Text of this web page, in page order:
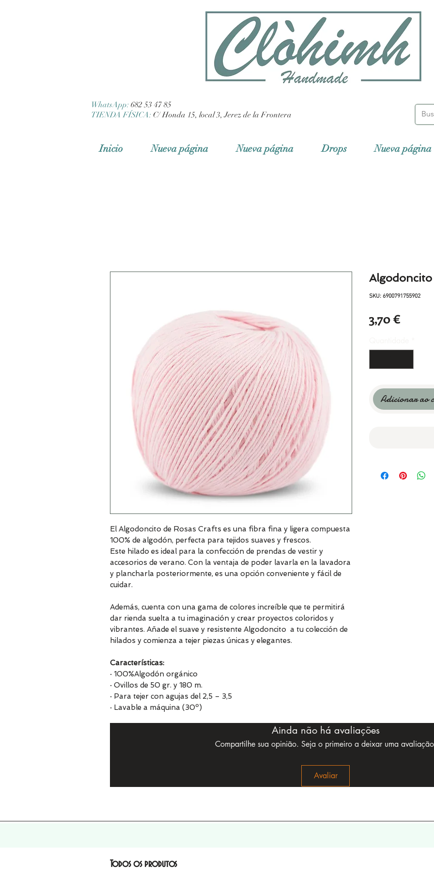
WhatsApp: 682 53 47 85
TIENDA FÍSICA: C/ Honda 15, local 3, Jerez de la Frontera
Inicio Nueva página Nueva página Drops Nueva página
El Algodoncito de Rosas Crafts es una fibra fina y ligera compuesta
100% de algodón, perfecta para tejidos suaves y frescos.
Este hilado es ideal para la confección de prendas de vestir y
accesorios de verano. Con la ventaja de poder lavarla en la lavadora
y plancharla posteriormente, es una opción conveniente y fácil de
cuidar.
Además, cuenta con una gama de colores increíble que te permitirá
dar rienda suelta a tu imaginación y crear proyectos coloridos y
vibrantes. Añade el suave y resistente Algodoncito a tu colección de
hilados y comienza a tejer piezas únicas y elegantes.
Características:
· 100%Algodón orgánico
· Ovillos de 50 gr. y 180 m.
· Para tejer con agujas del 2,5 – 3,5
· Lavable a máquina (30º)
Algodoncito
SKU: 6900791755902
3,70 €
Adicionar ao
Ainda não há avaliações
Compartilhe sua opinião. Seja o primeiro a deixar uma
Avaliar
Todos os produtos